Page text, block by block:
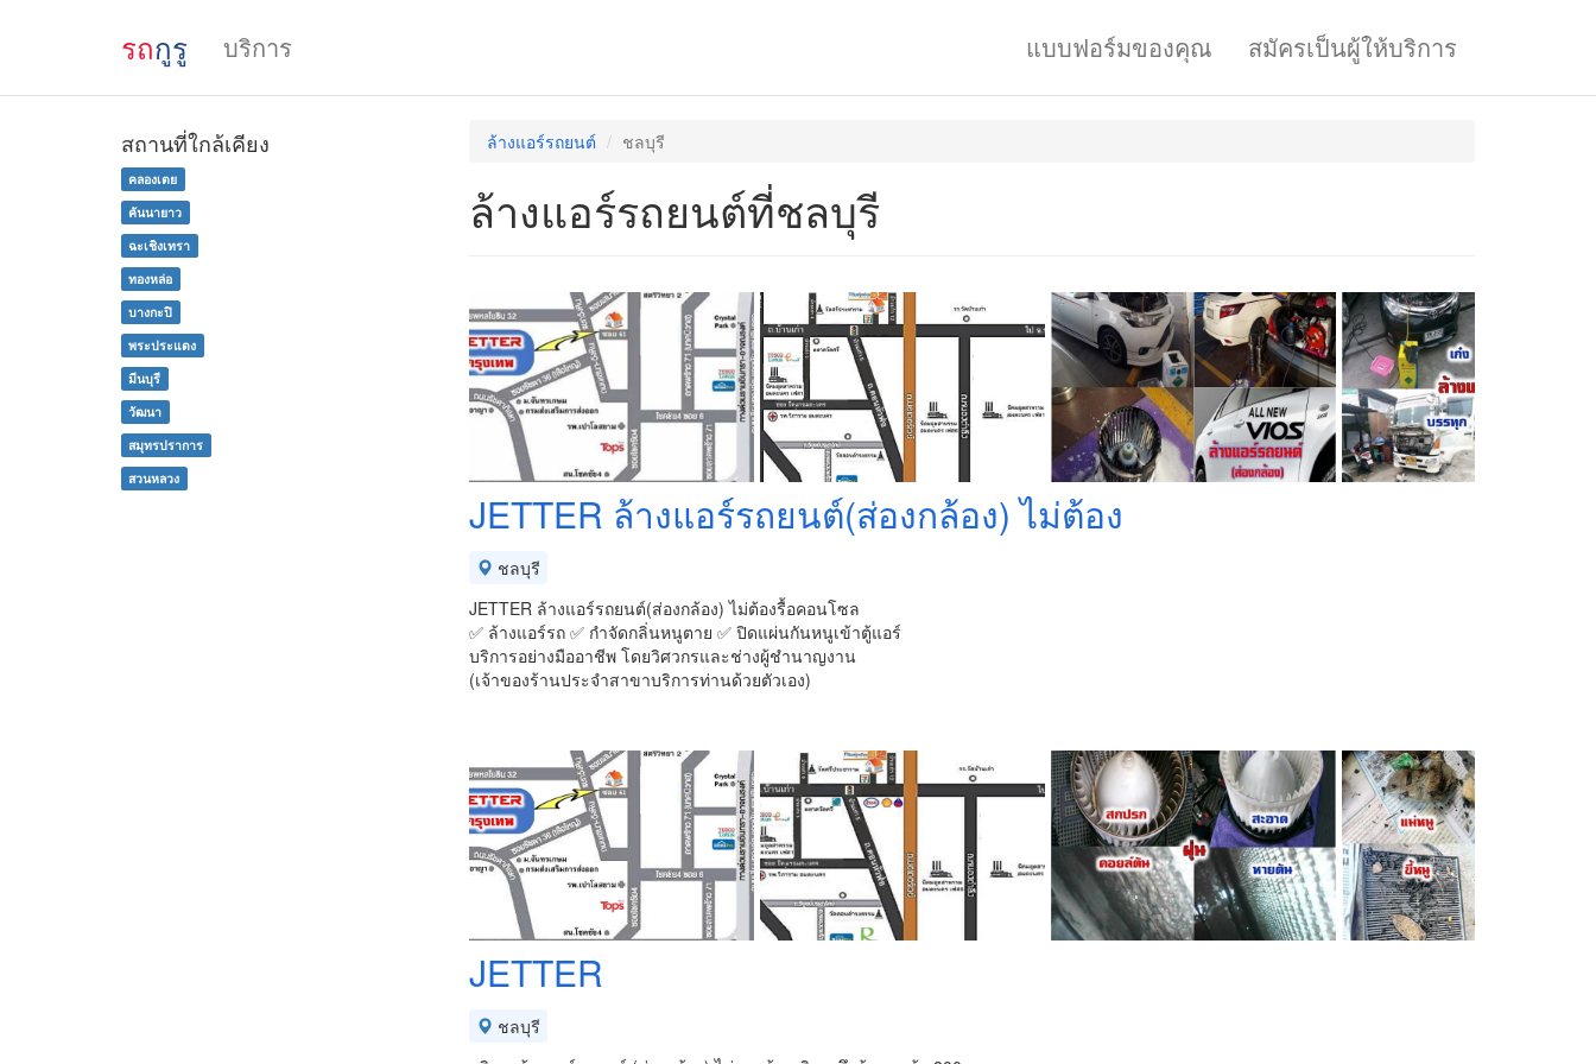
รถกูรู บริการ แบบฟอร์มของคุณ สมัครเป็นผู้ให้บริการ
ล้างแอร์รถยนต์ ชลบุรี
ล้างแอร์รถยนต์ที่ชลบุรี
JETTER ล้างแอร์รถยนต์(ส่องกล้อง) ไม่ต้อง
ชลบุรี
JETTER ล้างแอร์รถยนต์(ส่องกล้อง) ไม่ต้องรื้อคอนโซล
✅ ล้างแอร์รถ ✅ กำจัดกลิ่นหนูตาย ✅ ปิดแผ่นกันหนูเข้าตู้แอร์
บริการอย่างมืออาชีพ โดยวิศวกรและช่างผู้ชำนาญงาน
(เจ้าของร้านประจำสาขาบริการท่านด้วยตัวเอง)
JETTER
ชลบุรี
สถานที่ใกล้เคียง
คลองเตย
คันนายาว
ฉะเชิงเทรา
ทองหล่อ
บางกะปิ
พระประแดง
มีนบุรี
วัฒนา
สมุทรปราการ
สวนหลวง